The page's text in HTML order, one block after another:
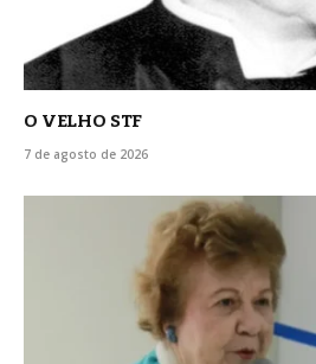
O VELHO STF
7 de agosto de 2026